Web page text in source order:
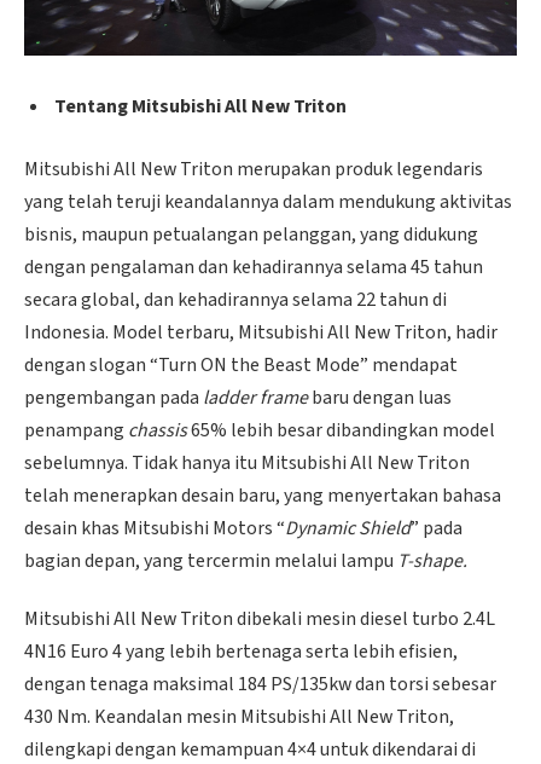
Tentang Mitsubishi All New Triton
Mitsubishi All New Triton merupakan produk legendaris
yang telah teruji keandalannya dalam mendukung aktivitas
bisnis, maupun petualangan pelanggan, yang didukung
dengan pengalaman dan kehadirannya selama 45 tahun
secara global, dan kehadirannya selama 22 tahun di
Indonesia. Model terbaru, Mitsubishi All New Triton, hadir
dengan slogan “Turn ON the Beast Mode” mendapat
pengembangan pada ladder framebaru dengan luas
penampang chassis65% lebih besar dibandingkan model
sebelumnya. Tidak hanya itu Mitsubishi All New Triton
telah menerapkan desain baru, yang menyertakan bahasa
desain khas Mitsubishi Motors “Dynamic Shield” pada
bagian depan, yang tercermin melalui lampu T-shape.
Mitsubishi All New Triton dibekali mesin diesel turbo 2.4L
4N16 Euro 4 yang lebih bertenaga serta lebih efisien,
dengan tenaga maksimal 184 PS/135kw dan torsi sebesar
430 Nm. Keandalan mesin Mitsubishi All New Triton,
dilengkapi dengan kemampuan 4×4 untuk dikendarai di